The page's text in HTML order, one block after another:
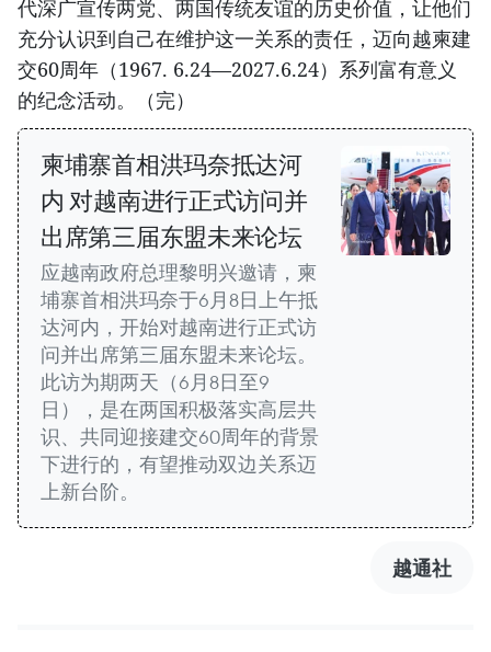
代深广宣传两党、两国传统友谊的历史价值，让他们
充分认识到自己在维护这一关系的责任，迈向越柬建
交60周年（1967. 6.24—2027.6.24）系列富有意义
的纪念活动。（完）
柬埔寨首相洪玛奈抵达河
内 对越南进行正式访问并
出席第三届东盟未来论坛
应越南政府总理黎明兴邀请，柬
埔寨首相洪玛奈于6月8日上午抵
达河内，开始对越南进行正式访
问并出席第三届东盟未来论坛。
此访为期两天（6月8日至9
日），是在两国积极落实高层共
识、共同迎接建交60周年的背景
下进行的，有望推动双边关系迈
上新台阶。
越通社